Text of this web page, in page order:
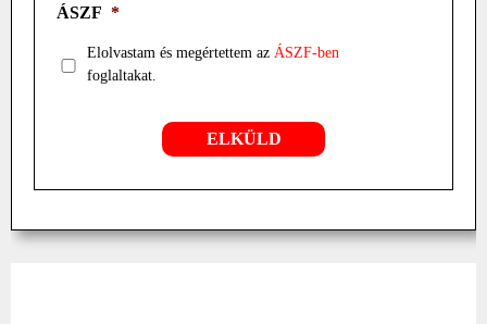
ÁSZF *
Elolvastam és megértettem az ÁSZF-ben
foglaltakat.